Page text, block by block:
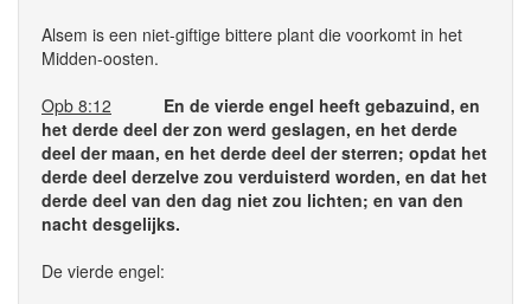
Alsem is een niet-giftige bittere plant die voorkomt in het
Midden-oosten.
Opb 8:12
En de vierde engel heeft gebazuind, en
het derde deel der zon werd geslagen, en het derde
deel der maan, en het derde deel der sterren; opdat het
derde deel derzelve zou verduisterd worden, en dat het
derde deel van den dag niet zou lichten; en van den
nacht desgelijks.
De vierde engel: